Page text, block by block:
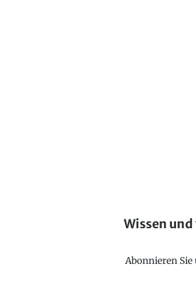
Wissen
Abonnieren